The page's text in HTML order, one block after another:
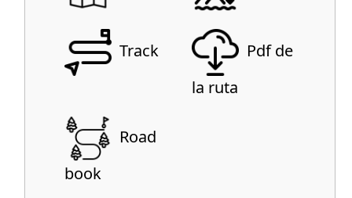
Track
Pdf de
la ruta
Road
book